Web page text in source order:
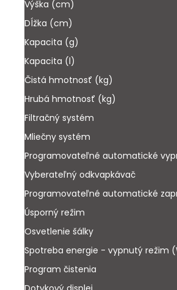
Výška (cm)
Dĺžka (cm)
Kapacita (g)
Kapacita (l)
Čistá hmotnosť (kg)
Hrubá hmotnosť (kg)
Filtračný systém
Mliečny systém
Programovateľné automatické
Vyberateľný odkvapkávač
Programovateľné automatické
Úsporný režim
Osvetlenie šálky
Spotreba energie - vypnutý režim
Program čistenia